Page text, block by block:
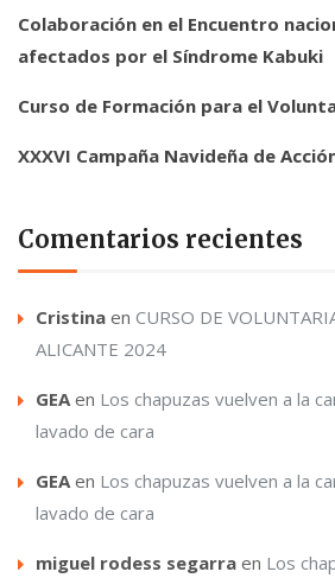
Colaboración en el Encuentro
afectados por el Síndrome Kabuki
Curso de Formación para el
XXXVI Campaña Navideña de
Comentarios recientes
Cristina en CURSO DE
ALICANTE 2024
GEAen Los chapuzas vuelven a la
lavado de cara
GEAen Los chapuzas vuelven a la
lavado de cara
miguel rodess segarra en Los